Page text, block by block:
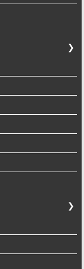
❯
❯